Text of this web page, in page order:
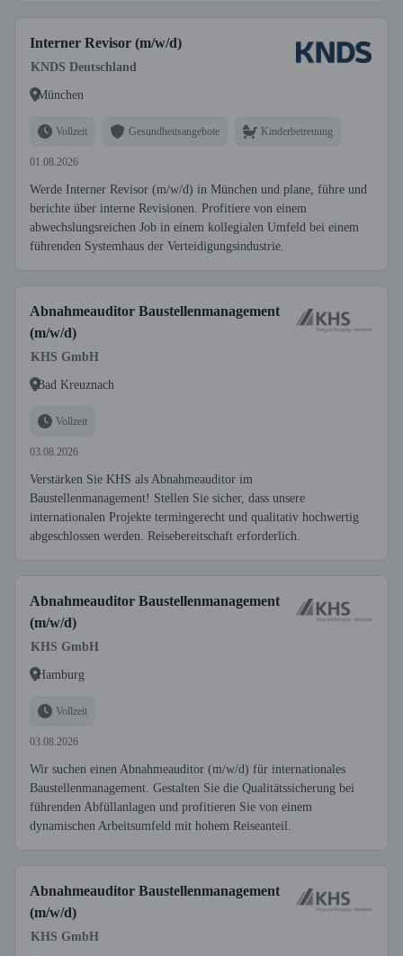
Interner Revisor (m/w/d)
KNDS Deutschland
München
Vollzeit Gesundheitsangebote Kinderbetreuung
01.08.2026
Werde Interner Revisor (m/w/d) in München und plane, führe und
berichte über interne Revisionen. Profitiere von einem
abwechslungsreichen Job in einem kollegialen Umfeld bei einem
führenden Systemhaus der Verteidigungsindustrie.
Abnahmeauditor Baustellenmanagement
(m/w/d)
KHS GmbH
Bad Kreuznach
Vollzeit
03.08.2026
Verstärken Sie KHS als Abnahmeauditor im
Baustellenmanagement! Stellen Sie sicher, dass unsere
internationalen Projekte termingerecht und qualitativ hochwertig
abgeschlossen werden. Reisebereitschaft erforderlich.
Abnahmeauditor Baustellenmanagement
(m/w/d)
KHS GmbH
Hamburg
Vollzeit
03.08.2026
Wir suchen einen Abnahmeauditor (m/w/d) für internationales
Baustellenmanagement. Gestalten Sie die Qualitätssicherung bei
führenden Abfüllanlagen und profitieren Sie von einem
dynamischen Arbeitsumfeld mit hohem Reiseanteil.
Abnahmeauditor Baustellenmanagement
(m/w/d)
KHS GmbH